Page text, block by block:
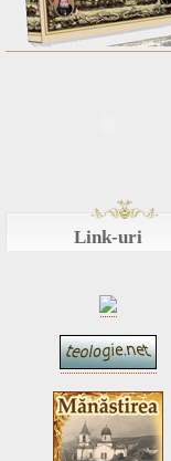
Link-uri